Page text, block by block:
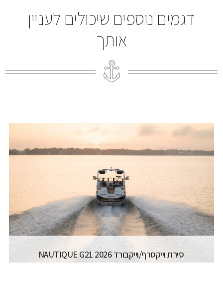
דגמים נוספים שיכולים לעניין
אותך
סירת וייקסרף/וייקבורד 2026 NAUTIQUE G21